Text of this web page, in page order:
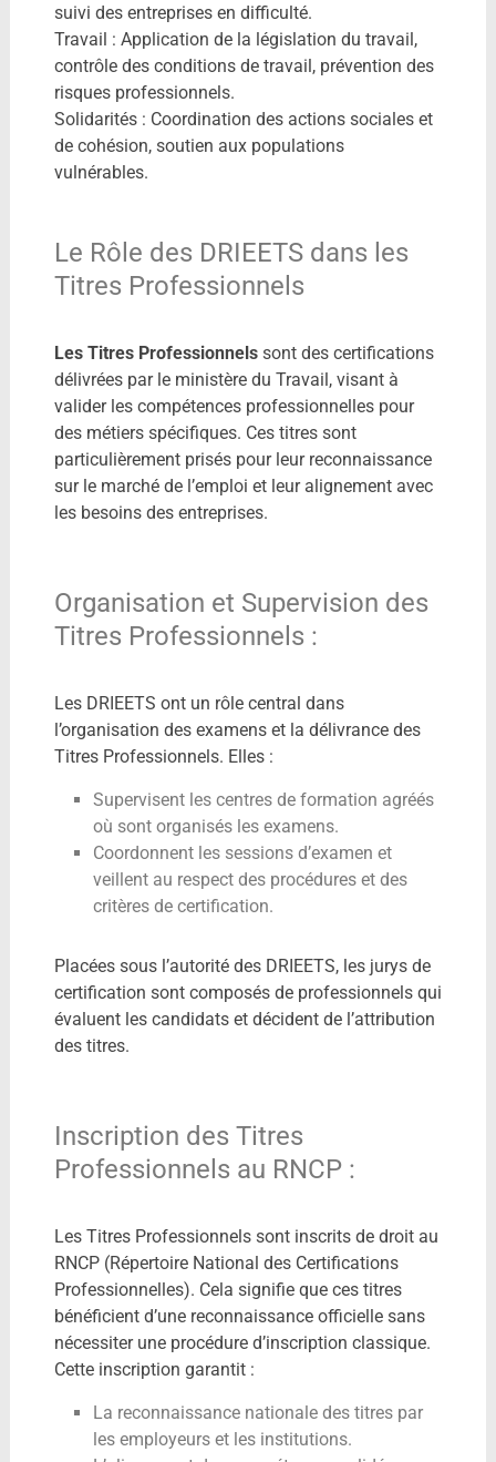
suivi des entreprises en difficulté.
Travail : Application de la législation du travail,
contrôle des conditions de travail, prévention des
risques professionnels.
Solidarités : Coordination des actions sociales et
de cohésion, soutien aux populations
vulnérables.
Le Rôle des DRIEETS dans les
Titres Professionnels
Les Titres Professionnelssont des certifications
délivrées par le ministère du Travail, visant à
valider les compétences professionnelles pour
des métiers spécifiques. Ces titres sont
particulièrement prisés pour leur reconnaissance
sur le marché de l’emploi et leur alignement avec
les besoins des entreprises.
Organisation et Supervision des
Titres Professionnels :
Les DRIEETS ont un rôle central dans
l’organisation des examens et la délivrance des
Titres Professionnels. Elles :
Supervisent les centres de formation agréés
où sont organisés les examens.
Coordonnent les sessions d’examen et
veillent au respect des procédures et des
critères de certification.
Placées sous l’autorité des DRIEETS, les jurys de
certification sont composés de professionnels qui
évaluent les candidats et décident de l’attribution
des titres.
Inscription des Titres
Professionnels au RNCP :
Les Titres Professionnels sont inscrits de droit au
RNCP (Répertoire National des Certifications
Professionnelles). Cela signifie que ces titres
bénéficient d’une reconnaissance officielle sans
nécessiter une procédure d’inscription classique.
Cette inscription garantit :
La reconnaissance nationale des titres par
les employeurs et les institutions.